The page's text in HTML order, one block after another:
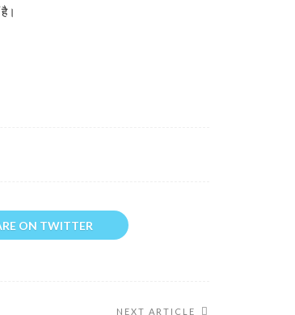
ON TWITTER
NEXT ARTICLE